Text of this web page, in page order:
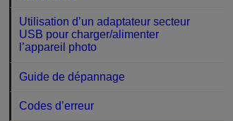
Utilisation d’un adaptateur secteur
USB pour charger/alimenter
l’appareil photo
Guide de dépannage
Codes d’erreur